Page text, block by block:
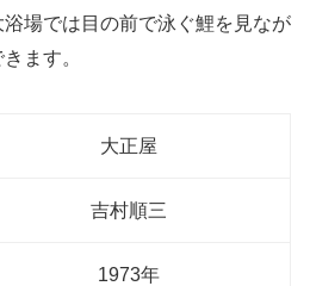
場では目の前で泳ぐ鯉を見なが
ます。
大正屋
吉村順三
1973年